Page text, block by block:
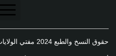
تنصل
سياسة الخصوصية
حقوق النسخ والطبع 2024 مفتي الولايات الفدرالية الماليزية